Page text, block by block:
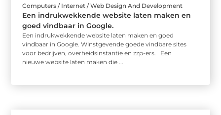
Computers / Internet / Web Design And Development
Een indrukwekkende website laten maken en
goed vindbaar in Google.
Een indrukwekkende website laten maken en goed
vindbaar in Google. Winstgevende goede vindbare sites
voor bedrijven, overheidsinstantie en zzp-ers. Een
nieuwe website laten maken die ...